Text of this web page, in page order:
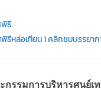
ธี
ธีหล่อเทียน 1คลิกชมบรรยาก
รรมการบริหารศูนย์เ